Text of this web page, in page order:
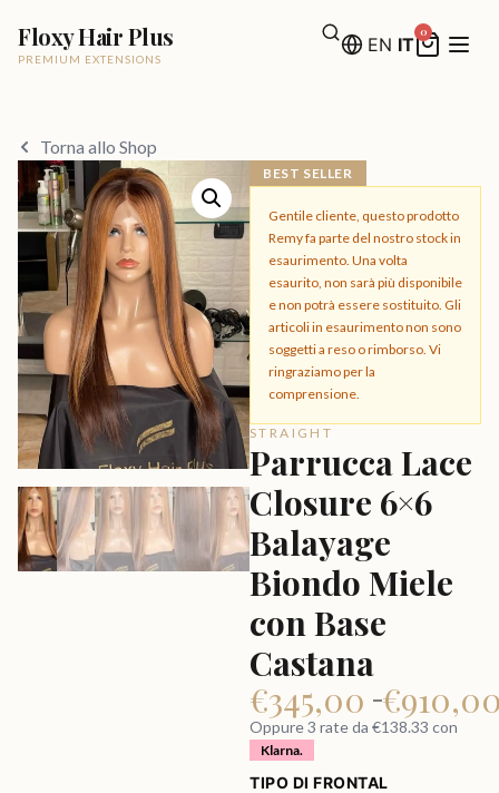
Floxy Hair Plus
PREMIUM EXTENSIONS
EN IT
0
Torna allo Shop
BEST SELLER
Gentile cliente, questo prodotto
Remy fa parte del nostro stock in
esaurimento. Una volta
esaurito, non sarà più disponibile
e non potrà essere sostituito. Gli
articoli in esaurimento non sono
soggetti a reso o rimborso. Vi
ringraziamo per la
comprensione.
STRAIGHT
Parrucca Lace
Closure 6×6
Balayage
Biondo Miele
con Base
Castana
345,00
€ –€
Oppure 3 rate da €138.33 con
Klarna.
TIPO DI FRONTAL